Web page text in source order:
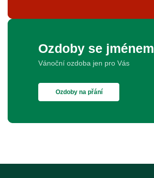
Ozdoby se jménem
Vánoční ozdoba jen pro Vás
Ozdoby na přání